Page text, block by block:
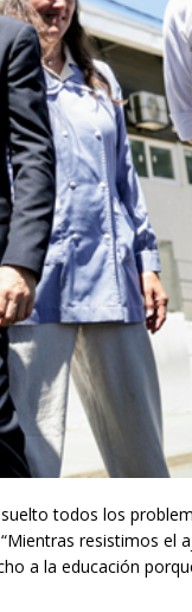
todos los
resistimos el
a la educación